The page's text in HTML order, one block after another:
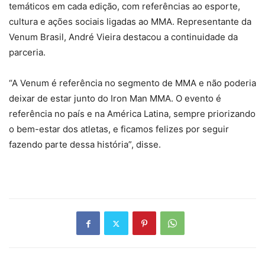
temáticos em cada edição, com referências ao esporte,
cultura e ações sociais ligadas ao MMA. Representante da
Venum Brasil, André Vieira destacou a continuidade da
parceria.
“A Venum é referência no segmento de MMA e não poderia
deixar de estar junto do Iron Man MMA. O evento é
referência no país e na América Latina, sempre priorizando
o bem-estar dos atletas, e ficamos felizes por seguir
fazendo parte dessa história”, disse.